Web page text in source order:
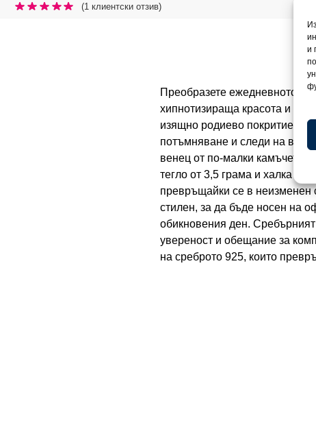
и
(1 клиентски отзив)
Преобразете ежедневното си
хипнотизираща красота и
изящно родиево покритие,
потъмняване и следи на
венец от по-малки камъчета,
тегло от 3,5 грама и халка с
превръщайки се в неизменен
стилен, за да бъде носен на
обикновения ден.
увереност и обещание за
на среброто 925, които